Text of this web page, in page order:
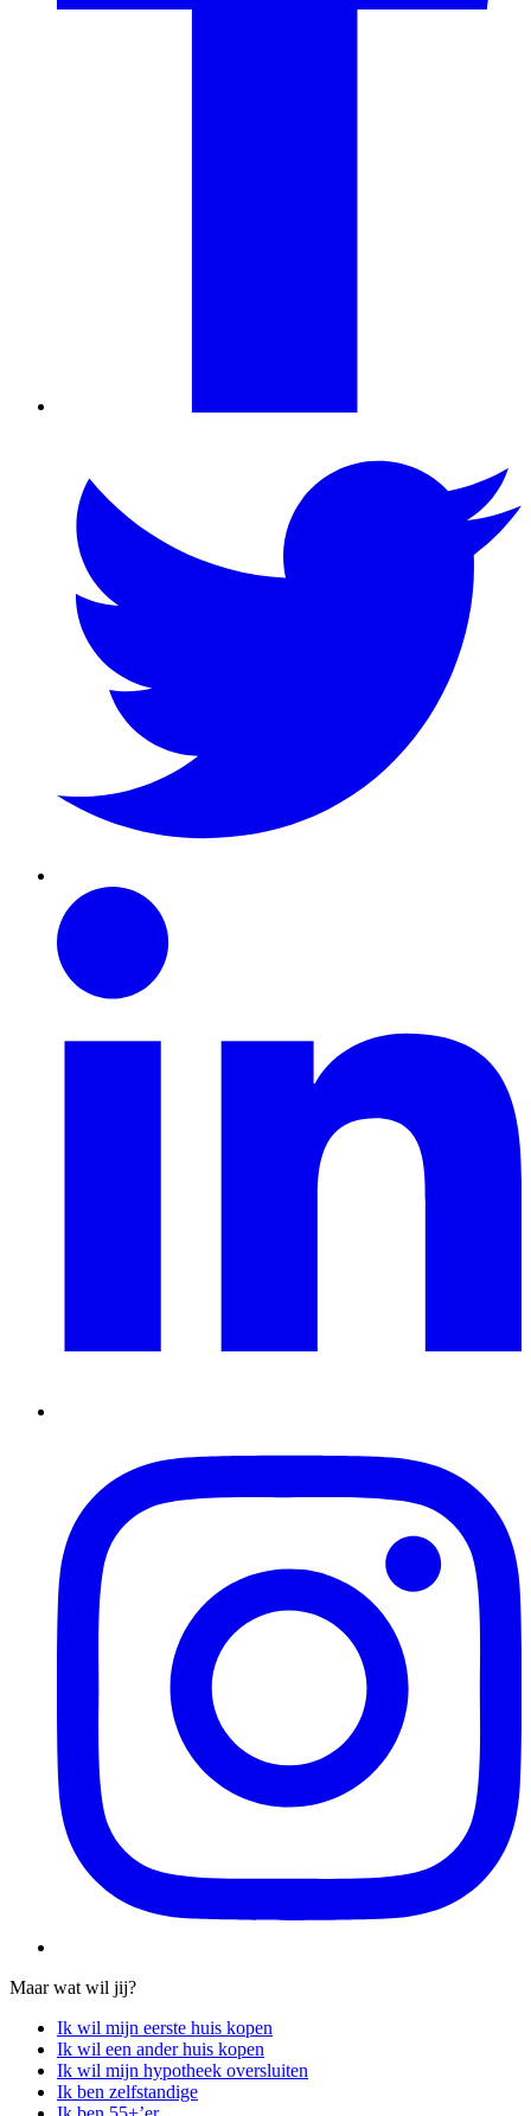
Maar wat wil jij?
Ik wil mijn eerste huis kopen
Ik wil een ander huis kopen
Ik wil mijn hypotheek oversluiten
Ik ben zelfstandige